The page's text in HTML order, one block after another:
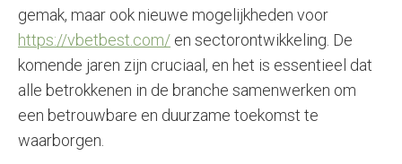
gemak, maar ook nieuwe mogelijkheden voor
https://vbetbest.com/ en sectorontwikkeling. De
komende jaren zijn cruciaal, en het is essentieel dat
alle betrokkenen in de branche samenwerken om
een betrouwbare en duurzame toekomst te
waarborgen.